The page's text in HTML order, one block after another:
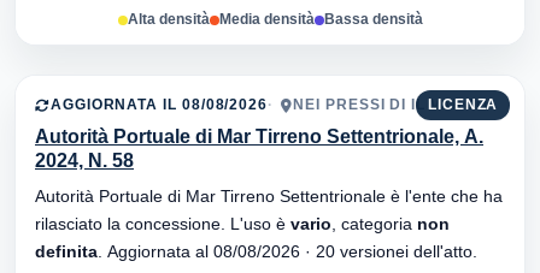
Alta densità Media densità Bassa densità
LICENZA
AGGIORNATA IL 08/08/2026 NEI PRESSI DI IL VARCO
Autorità Portuale di Mar Tirreno Settentrionale, A.
2024, N. 58
Autorità Portuale di Mar Tirreno Settentrionale è l'ente che ha
rilasciato la concessione. L'uso è vario , categoria non
definita
. Aggiornata al 08/08/2026 · 20 versionei dell'atto.